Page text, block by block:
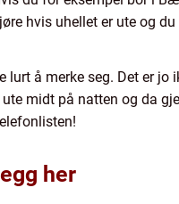
hvis uhellet er ute og
å merke seg. Det er jo
midt på natten og da
her